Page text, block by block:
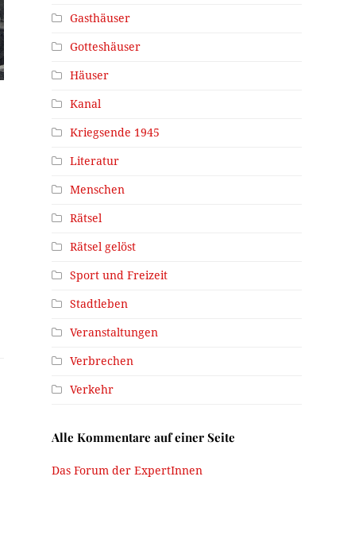
Gasthäuser
Gotteshäuser
Häuser
Kanal
Kriegsende 1945
Literatur
Menschen
Rätsel
Rätsel gelöst
Sport und Freizeit
Stadtleben
Veranstaltungen
Verbrechen
Verkehr
Alle Kommentare auf einer Seite
Das Forum der ExpertInnen